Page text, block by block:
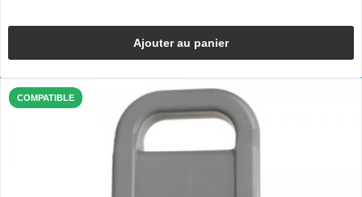
Ajouter au panier
COMPATIBLE